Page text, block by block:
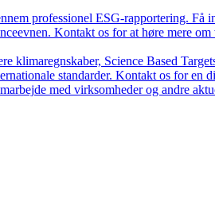
professionel ESG-rapportering. Få
Kontakt os for at høre mere
klimaregnskaber, Science Based
standarder. Kontakt os for en
med virksomheder og andre